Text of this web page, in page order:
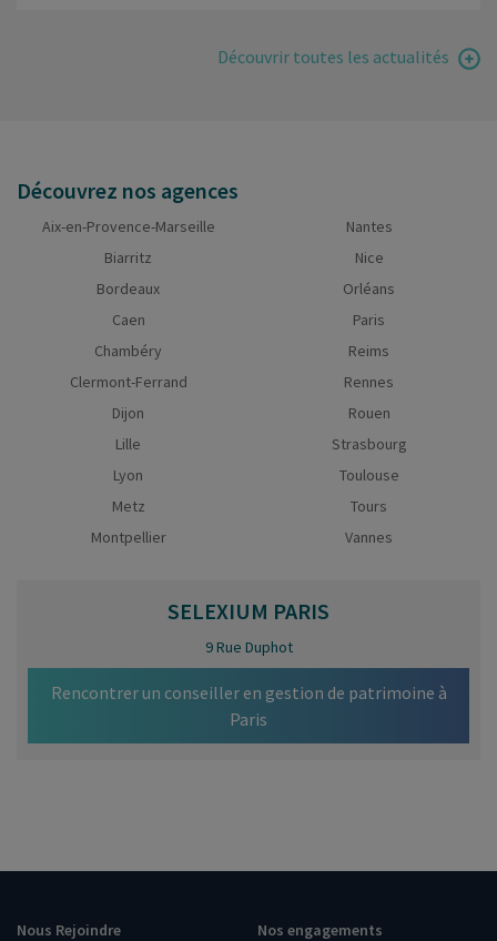
Découvrir toutes les actualités
Découvrez nos agences
Aix-en-Provence-Marseille
Biarritz
Bordeaux
Caen
Chambéry
Clermont-Ferrand
Dijon
Lille
Lyon
Metz
Montpellier
Nantes
Nice
Orléans
Paris
Reims
Rennes
Rouen
Strasbourg
Toulouse
Tours
Vannes
SELEXIUM PARIS
9 Rue Duphot
Rencontrer un conseiller en gestion de patrimoine à
Paris
Nous Rejoindre
Nos engagements